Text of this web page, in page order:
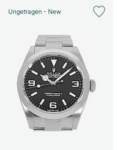
Ungetragen - New